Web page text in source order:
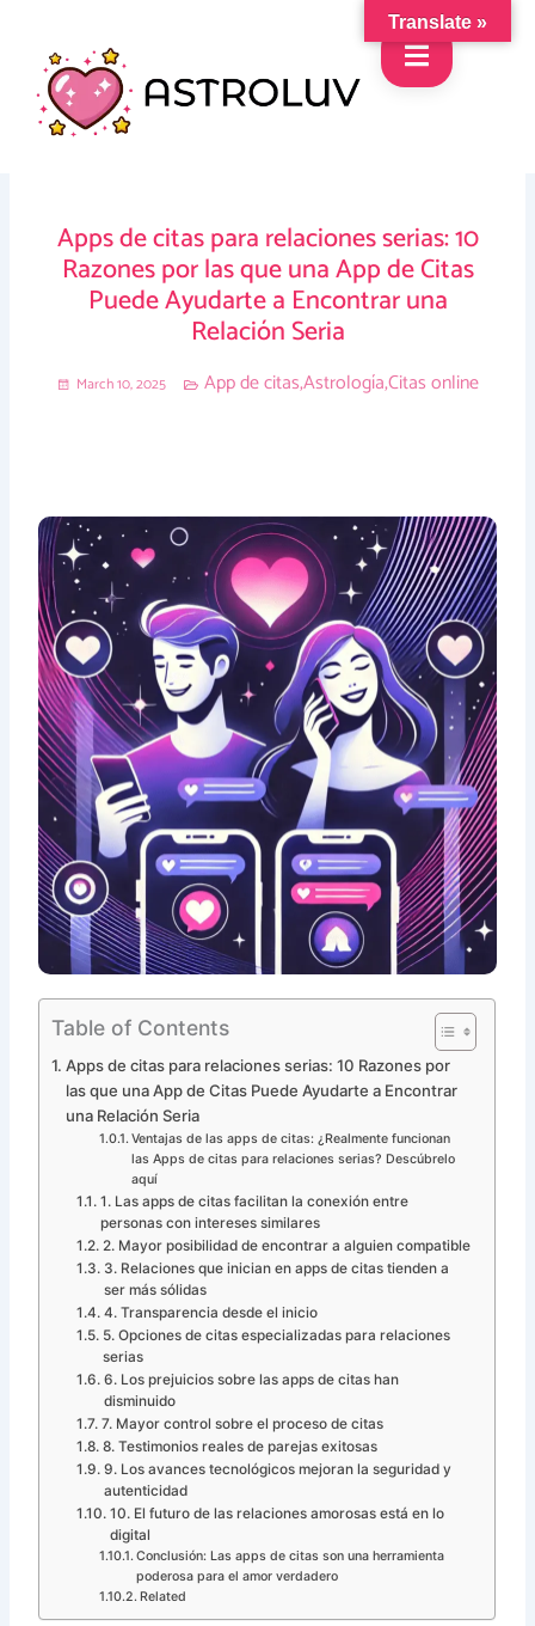
content
Apps de citas para relaciones serias: 10
Razones por las que una App de Citas
Puede Ayudarte a Encontrar una
Relación Seria
March 10, 2025 App de citas,Astrología,Citas online
Table of Contents
Apps de citas para relaciones serias: 10 Razones por
las que una App de Citas Puede Ayudarte a Encontrar
una Relación Seria
Ventajas de las apps de citas: ¿Realmente funcionan
las Apps de citas para relaciones serias? Descúbrelo
aquí
1. Las apps de citas facilitan la conexión entre
personas con intereses similares
2. Mayor posibilidad de encontrar a alguien compatible
3. Relaciones que inician en apps de citas tienden a
ser más sólidas
4. Transparencia desde el inicio
5. Opciones de citas especializadas para relaciones
serias
6. Los prejuicios sobre las apps de citas han
disminuido
7. Mayor control sobre el proceso de citas
8. Testimonios reales de parejas exitosas
9. Los avances tecnológicos mejoran la seguridad y
autenticidad
10. El futuro de las relaciones amorosas está en lo
digital
Conclusión: Las apps de citas son una herramienta
poderosa para el amor verdadero
Related
Translate »